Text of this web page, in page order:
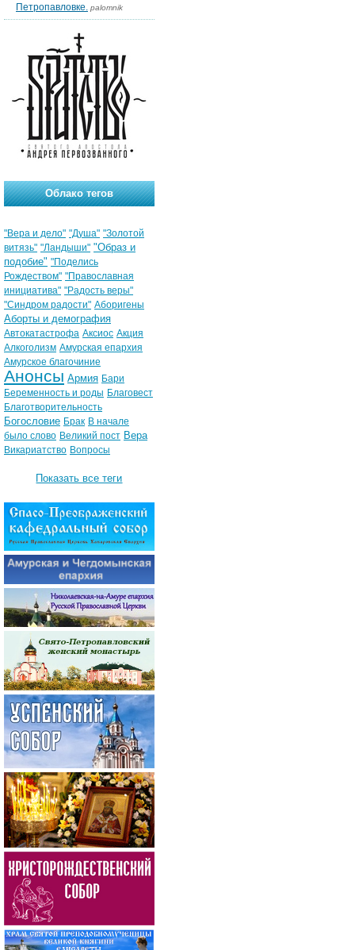
Петропавловке. palomnik
Облако тегов
"Вера и дело" "Душа" "Золотой
витязь" "Ландыши" "Образ и
подобие" "Поделись
Рождеством" "Православная
инициатива" "Радость веры"
"Синдром радости" Аборигены
Аборты и демография
Автокатастрофа Аксиос Акция
Алкоголизм Амурская епархия
Амурское благочиние
Анонсы Армия Бари
Беременность и роды Благовест
Благотворительность
Богословие Брак В начале
было слово Великий пост Вера
Викариатство Вопросы
Показать все теги